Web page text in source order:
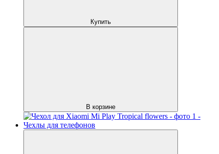
Купить
В корзине